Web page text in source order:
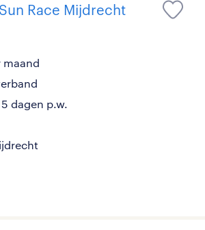
Race Mijdrecht
maand
dagen p.w.